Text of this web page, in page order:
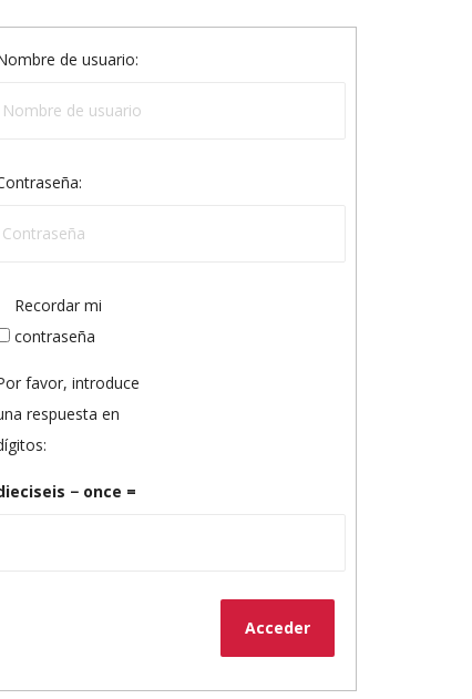
de usuario:
Recordar mi
contraseña
favor, introduce
respuesta en
− once =
Acceder